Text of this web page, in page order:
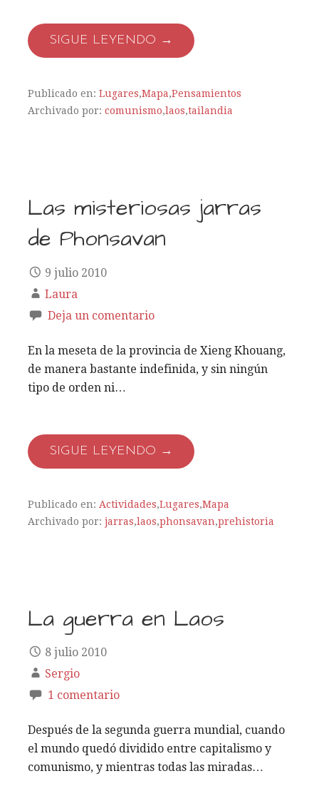
SIGUE LEYENDO →
Publicado en: Lugares,Mapa,Pensamientos
Archivado por: comunismo,laos,tailandia
Las misteriosas jarras
de Phonsavan
9 julio 2010
Laura
Deja un comentario
En la meseta de la provincia de Xieng Khouang,
de manera bastante indefinida, y sin ningún
tipo de orden ni…
SIGUE LEYENDO →
Publicado en: Actividades,Lugares,Mapa
Archivado por: jarras,laos,phonsavan,prehistoria
La guerra en Laos
8 julio 2010
Sergio
1 comentario
Después de la segunda guerra mundial, cuando
el mundo quedó dividido entre capitalismo y
comunismo, y mientras todas las miradas…